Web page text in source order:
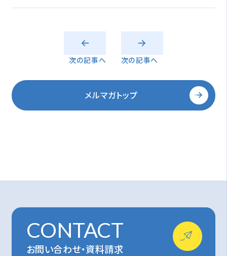
次の記事へ 次の記事へ
メルマガトップ
CONTACT
お問い合わせ・資料請求